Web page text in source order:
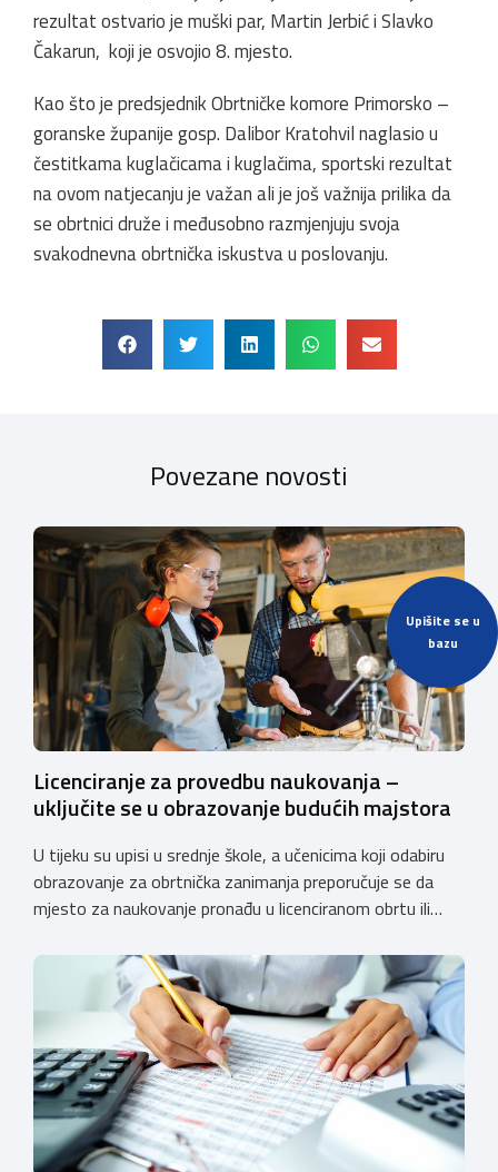
Upišite se u
bazu
rezultat ostvario je muški par, Martin Jerbić i Slavko
Čakarun, koji je osvojio 8. mjesto.
Kao što je predsjednik Obrtničke komore Primorsko –
goranske županije gosp. Dalibor Kratohvil naglasio u
čestitkama kuglačicama i kuglačima, sportski rezultat
na ovom natjecanju je važan ali je još važnija prilika da
se obrtnici druže i međusobno razmjenjuju svoja
svakodnevna obrtnička iskustva u poslovanju.
Povezane novosti
Licenciranje za provedbu naukovanja –
uključite se u obrazovanje budućih majstora
U tijeku su upisi u srednje škole, a učenicima koji odabiru
obrazovanje za obrtnička zanimanja preporučuje se da
mjesto za naukovanje pronađu u licenciranom obrtu ili
koji još nemaju licenciju da pokrenu postupak
licenciranja kako bi budućim učenicima omogućili
kvalitetno i sigurno stjecanje praktičnih znanja, a
istodobno ulagali u razvoj […]